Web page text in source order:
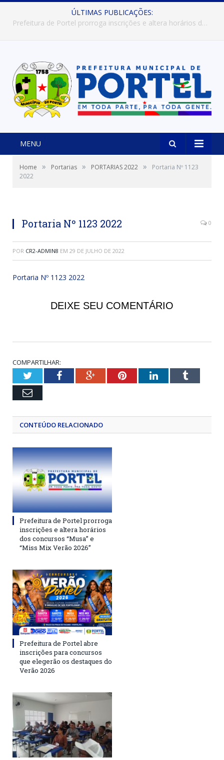
ÚLTIMAS PUBLICAÇÕES:
Prefeitura de Portel abre inscrições para concursos que elegerão os destaques do Verão 2026
MENU
Home » Portarias » PORTARIAS 2022 »
Portaria Nº 1123
2022
Portaria Nº 1123 2022 0
POR CR2-ADMIN8 EM 29 DE JULHO DE 2022
Portaria Nº 1123 2022
DEIXE SEU COMENTÁRIO
COMPARTILHAR:
TwitterFacebookGoogle+PinterestLinkedInTumblr
Email
CONTEÚDO RELACIONADO
Prefeitura de Portel prorroga
inscrições e altera horários
dos concursos “Musa” e
“Miss Mix Verão 2026”
Prefeitura de Portel abre
inscrições para concursos
que elegerão os destaques do
Verão 2026